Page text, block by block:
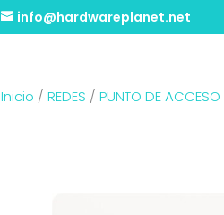
info@hardwareplanet.net
Inicio / REDES / PUNTO DE ACCESO